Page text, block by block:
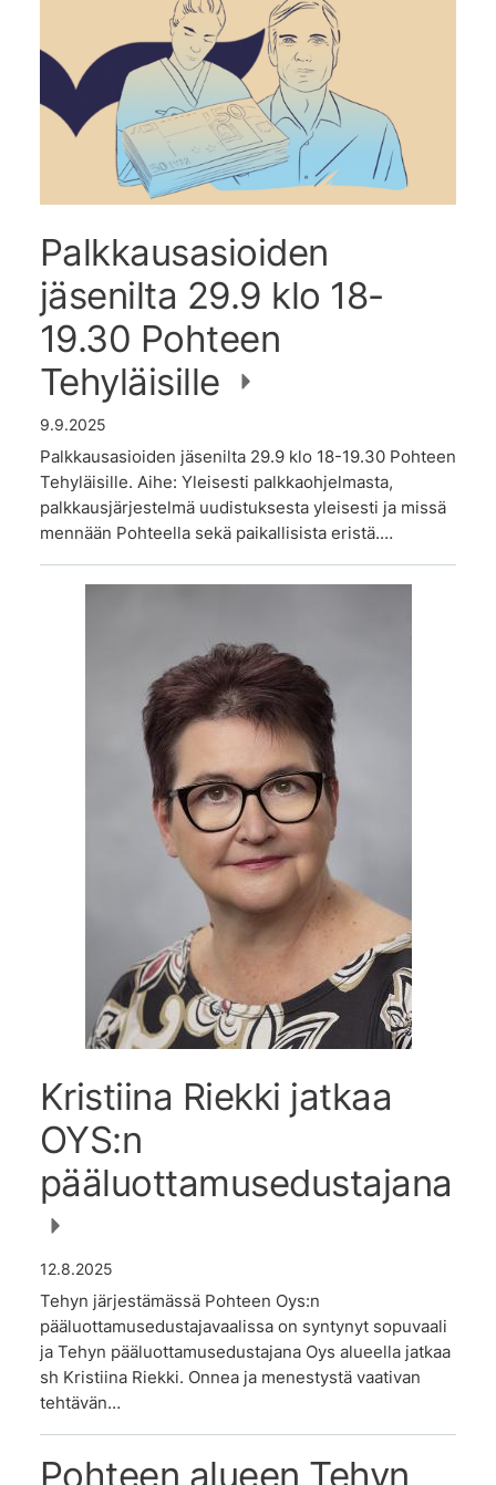
Palkkausasioiden
jäsenilta 29.9 klo 18-
19.30 Pohteen
Tehyläisille
9.9.2025
Palkkausasioiden jäsenilta 29.9 klo 18-19.30 Pohteen
Tehyläisille. Aihe: Yleisesti palkkaohjelmasta,
palkkausjärjestelmä uudistuksesta yleisesti ja missä
mennään Pohteella sekä paikallisista eristä.…
Kristiina Riekki jatkaa
OYS:n
pääluottamusedustajana
12.8.2025
Tehyn järjestämässä Pohteen Oys:n
pääluottamusedustajavaalissa on syntynyt sopuvaali
ja Tehyn pääluottamusedustajana Oys alueella jatkaa
sh Kristiina Riekki. Onnea ja menestystä vaativan
tehtävän…
Pohteen alueen Tehyn